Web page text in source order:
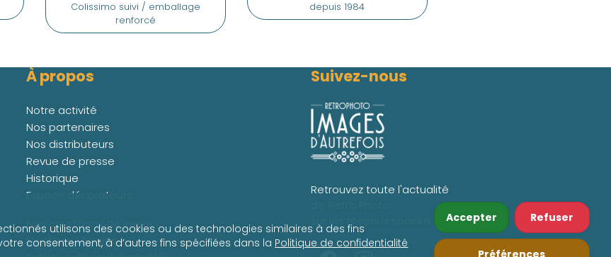
utilisons des cookies ou des technologies similaires à des fins
consentement, à d’autres fins spécifiées dans la Politique de confidentialité
Accepter Refuser
Préférences
Colissimo suivi / emballage
renforcé
depuis 1984
À propos
Notre activité
Nos partenaires
Nos distributeurs
Revue de presse
Historique
Espace décorateurs
Nos conditions de vente
Mentions Légales
Suivez-nous
Retrouvez toute l'actualité